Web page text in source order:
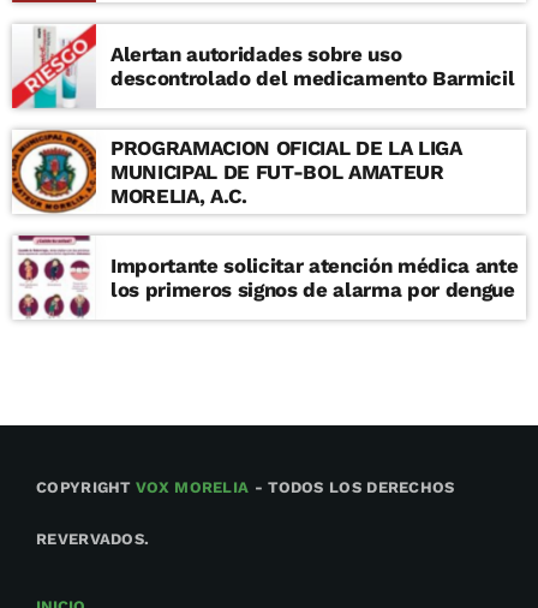
Alertan autoridades sobre uso
descontrolado del medicamento Barmicil
PROGRAMACION OFICIAL DE LA LIGA
MUNICIPAL DE FUT-BOL AMATEUR
MORELIA, A.C.
Importante solicitar atención médica ante
los primeros signos de alarma por dengue
COPYRIGHTVOX MORELIA - TODOS LOS DERECHOS
REVERVADOS.